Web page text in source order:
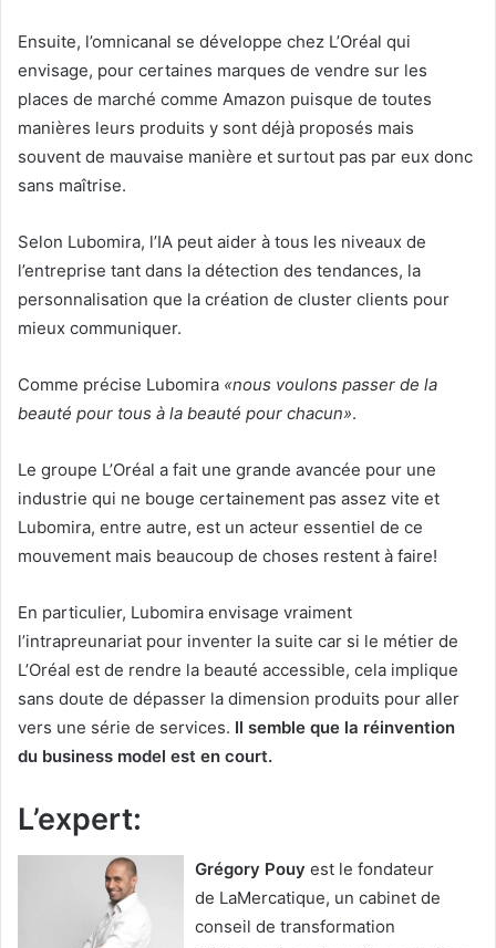
Ensuite, l’omnicanal se développe chez L’Oréal qui
envisage, pour certaines marques de vendre sur les
places de marché comme Amazon puisque de toutes
manières leurs produits y sont déjà proposés mais
souvent de mauvaise manière et surtout pas par eux donc
sans maîtrise.
Selon Lubomira, l’IA peut aider à tous les niveaux de
l’entreprise tant dans la détection des tendances, la
personnalisation que la création de cluster clients pour
mieux communiquer.
Comme précise Lubomira «nous voulons passer de la
beauté pour tous à la beauté pour chacun».
Le groupe L’Oréal a fait une grande avancée pour une
industrie qui ne bouge certainement pas assez vite et
Lubomira, entre autre, est un acteur essentiel de ce
mouvement mais beaucoup de choses restent à faire!
En particulier, Lubomira envisage vraiment
l’intrapreunariat pour inventer la suite car si le métier de
L’Oréal est de rendre la beauté accessible, cela implique
sans doute de dépasser la dimension produits pour aller
vers une série de services. Il semble que la réinvention
du business model est en court.
L’expert:
Grégory Pouy est le fondateur
de LaMercatique, un cabinet de
conseil de transformation